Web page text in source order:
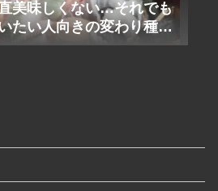
美味しくない…それでも
たい人向きの変わり種お